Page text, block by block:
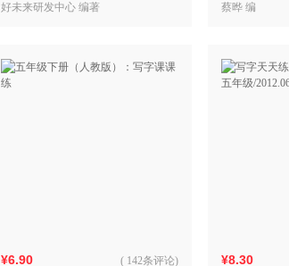
好未来研发中心 编著 蔡晔 编
¥6.90 ( 142条评论) ¥8.30